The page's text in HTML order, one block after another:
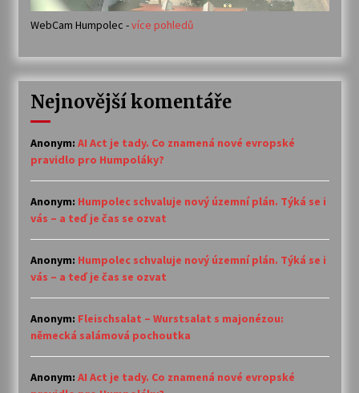
WebCam Humpolec -více pohledů
Nejnovější komentáře
Anonym: AI Act je tady. Co znamená nové evropské
pravidlo pro Humpoláky?
Anonym: Humpolec schvaluje nový územní plán. Týká se i
vás – a teď je čas se ozvat
Anonym: Humpolec schvaluje nový územní plán. Týká se i
vás – a teď je čas se ozvat
Anonym: Fleischsalat – Wurstsalat s majonézou:
německá salámová pochoutka
Anonym: AI Act je tady. Co znamená nové evropské